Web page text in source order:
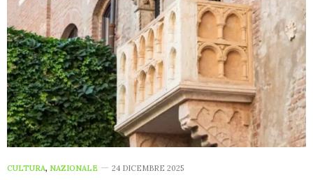
CULTURA, NAZIONALE 24 DICEMBRE 2025